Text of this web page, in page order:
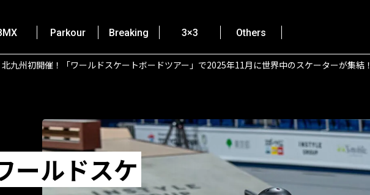
Parkour Breaking 3×3 Others
北九州初開催！「ワールドスケートボードツアー」で2025年11月に世界中のスケーターが集結！
ールドスケ